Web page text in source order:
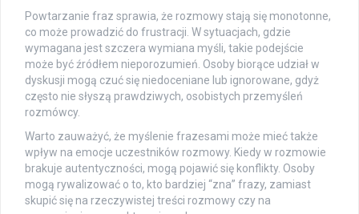
Powtarzanie fraz sprawia, że rozmowy stają się monotonne,
co może prowadzić do frustracji. W sytuacjach, gdzie
wymagana jest szczera wymiana myśli, takie podejście
może być źródłem nieporozumień. Osoby biorące udział w
dyskusji mogą czuć się niedoceniane lub ignorowane, gdyż
często nie słyszą prawdziwych, osobistych przemyśleń
rozmówcy.
Warto zauważyć, że myślenie frazesami może mieć także
wpływ na emocje uczestników rozmowy. Kiedy w rozmowie
brakuje autentyczności, mogą pojawić się konflikty. Osoby
mogą rywalizować o to, kto bardziej “zna” frazy, zamiast
skupić się na rzeczywistej treści rozmowy czy na